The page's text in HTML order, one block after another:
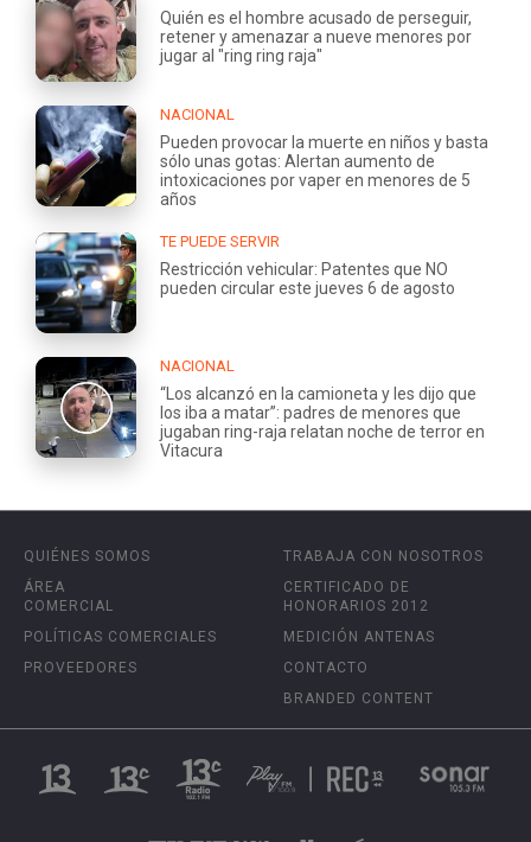
Quién es el hombre acusado de perseguir,
retener y amenazar a nueve menores por
jugar al "ring ring raja"
NACIONAL
Pueden provocar la muerte en niños y basta
sólo unas gotas: Alertan aumento de
intoxicaciones por vaper en menores de 5
años
TE PUEDE SERVIR
Restricción vehicular: Patentes que NO
pueden circular este jueves 6 de agosto
NACIONAL
“Los alcanzó en la camioneta y les dijo que
los iba a matar”: padres de menores que
jugaban ring-raja relatan noche de terror en
Vitacura
QUIÉNES SOMOS
ÁREA
COMERCIAL
POLÍTICAS COMERCIALES
PROVEEDORES
TRABAJA CON NOSOTROS
CERTIFICADO DE
HONORARIOS 2012
MEDICIÓN ANTENAS
CONTACTO
BRANDED CONTENT